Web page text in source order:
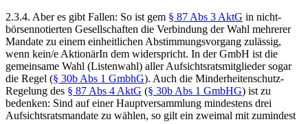
2.3.4. Aber es gibt Fallen: So ist gem § 87 Abs 3 AktG in nicht-
börsennotierten Gesellschaften die Verbindung der Wahl mehrerer
Mandate zu einem einheitlichen Abstimmungsvorgang zulässig,
wenn kein/e AktionärIn dem widerspricht. In der GmbH ist die
gemeinsame Wahl (Listenwahl) aller Aufsichtsratsmitglieder sogar
die Regel (§ 30b Abs 1 GmbhG). Auch die Minderheitenschutz-
Regelung des § 87 Abs 4 AktG (§ 30b Abs 1 GmbHG) ist zu
bedenken: Sind auf einer Hauptversammlung mindestens drei
Aufsichtsratsmandate zu wählen, so gilt ein zweimal mit zumindest